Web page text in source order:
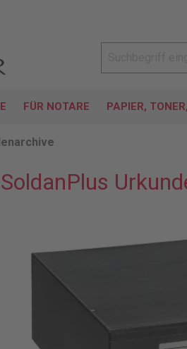
FÜR NOTARE PAPIER,